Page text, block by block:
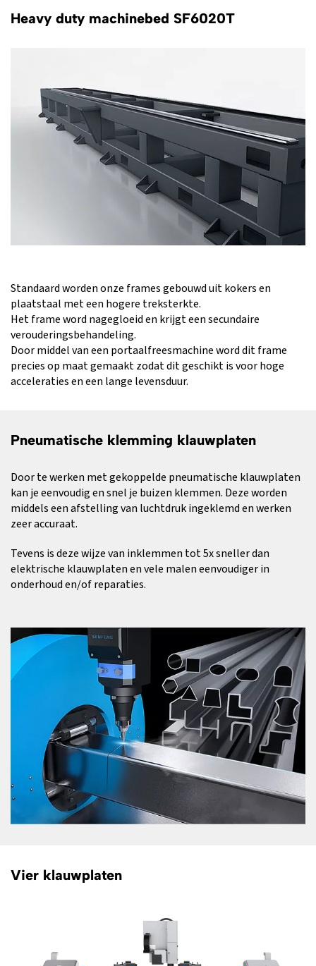
Heavy duty machinebed SF6020T
Standaard worden onze frames gebouwd uit kokers en
plaatstaal met een hogere treksterkte.
Het frame word nagegloeid en krijgt een secundaire
verouderingsbehandeling.
Door middel van een portaalfreesmachine word dit frame
precies op maat gemaakt zodat dit geschikt is voor hoge
acceleraties en een lange levensduur.
Pneumatische klemming klauwplaten
Door te werken met gekoppelde pneumatische klauwplaten
kan je eenvoudig en snel je buizen klemmen. Deze worden
middels een afstelling van luchtdruk ingeklemd en werken
zeer accuraat.
Tevens is deze wijze van inklemmen tot 5x sneller dan
elektrische klauwplaten en vele malen eenvoudiger in
onderhoud en/of reparaties.
Vier klauwplaten